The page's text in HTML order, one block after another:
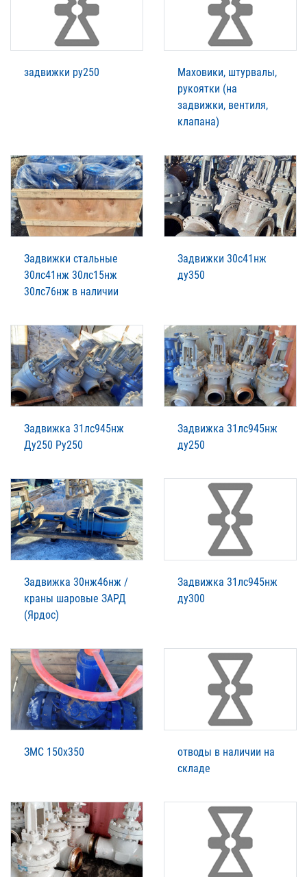
задвижки ру250
Маховики, штурвалы,
рукоятки (на
задвижки, вентиля,
клапана)
Задвижки стальные
30лс41нж 30лс15нж
30лс76нж в наличии
Задвижки 30с41нж
ду350
Задвижка 31лс945нж
Ду250 Ру250
Задвижка 31лс945нж
ду250
Задвижка 30нж46нж /
краны шаровые ЗАРД
(Ярдос)
Задвижка 31лс945нж
ду300
ЗМС 150х350
отводы в наличии на
складе